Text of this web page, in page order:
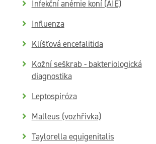
Infekční anémie koní (AIE)
Influenza
Klíšťová encefalitida
Kožní seškrab - bakteriologická
diagnostika
Leptospiróza
Malleus (vozhřivka)
Taylorella equigenitalis